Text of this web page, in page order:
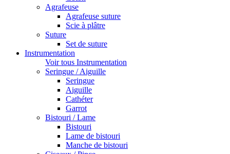
Agrafeuse
Agrafeuse suture
Scie à plâtre
Suture
Set de suture
Instrumentation
Voir tous Instrumentation
Seringue / Aiguille
Seringue
Aiguille
Cathéter
Garrot
Bistouri / Lame
Bistouri
Lame de bistouri
Manche de bistouri